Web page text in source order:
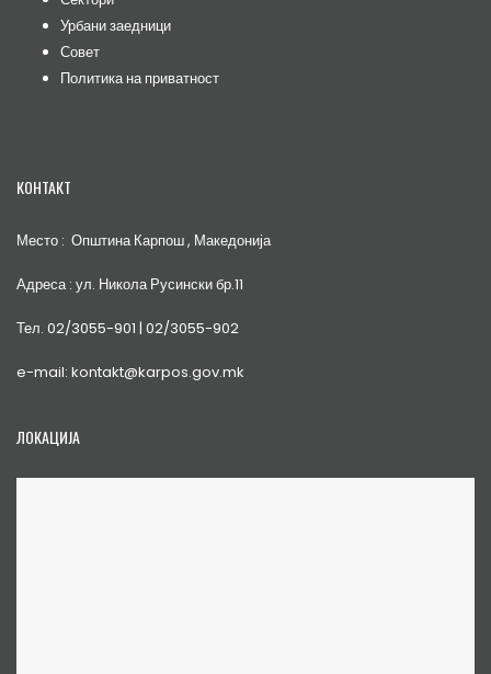
Урбани заедници
Совет
Политика на приватност
КОНТАКТ
Место : Општина Карпош , Македонија
Адреса : ул. Никола Русински бр.11
Тел. 02/3055-901 | 02/3055-902
e-mail: kontakt@karpos.gov.mk
ЛОКАЦИЈА